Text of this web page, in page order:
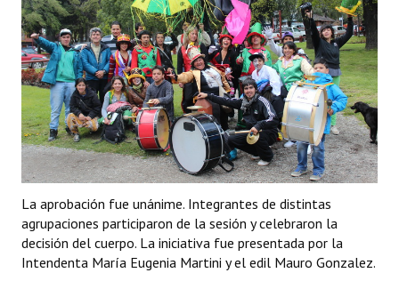
La aprobación fue unánime. Integrantes de distintas
agrupaciones participaron de la sesión y celebraron la
decisión del cuerpo. La iniciativa fue presentada por la
Intendenta María Eugenia Martini y el edil Mauro Gonzalez.